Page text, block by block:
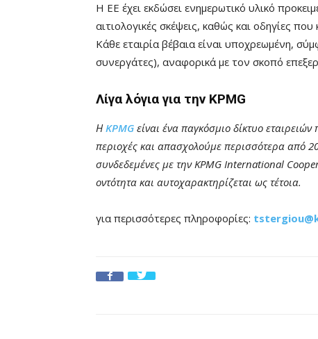
Η ΕΕ έχει εκδώσει ενημερωτικό υλικό
αιτιολογικές σκέψεις, καθώς και οδηγίες
Κάθε εταιρία βέβαια είναι υποχρεωμένη,
συνεργάτες), αναφορικά με τον σκοπό
Λίγα λόγια για την KPMG
ΗKPMG είναι ένα παγκόσμιο δίκτυο
περιοχές και απασχολούμε περισσότερα από
συνδεδεμένες με την KPMG International
οντότητα και αυτοχαρακτηρίζεται ως τέτοια.
για περισσότερες πληροφορίες: